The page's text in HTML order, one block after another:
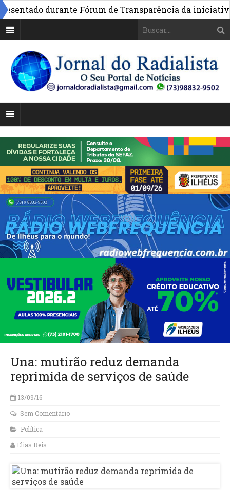
durante Fórum de Transparência da iniciativa
Una: mutirão reduz demanda
reprimida de serviços de saúde
13/09/16
Sem Comentário
Política
Elias Reis